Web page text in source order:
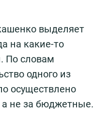
выделяет
на какие-то
По словам
одного из
осуществлено
а не за бюджетные.